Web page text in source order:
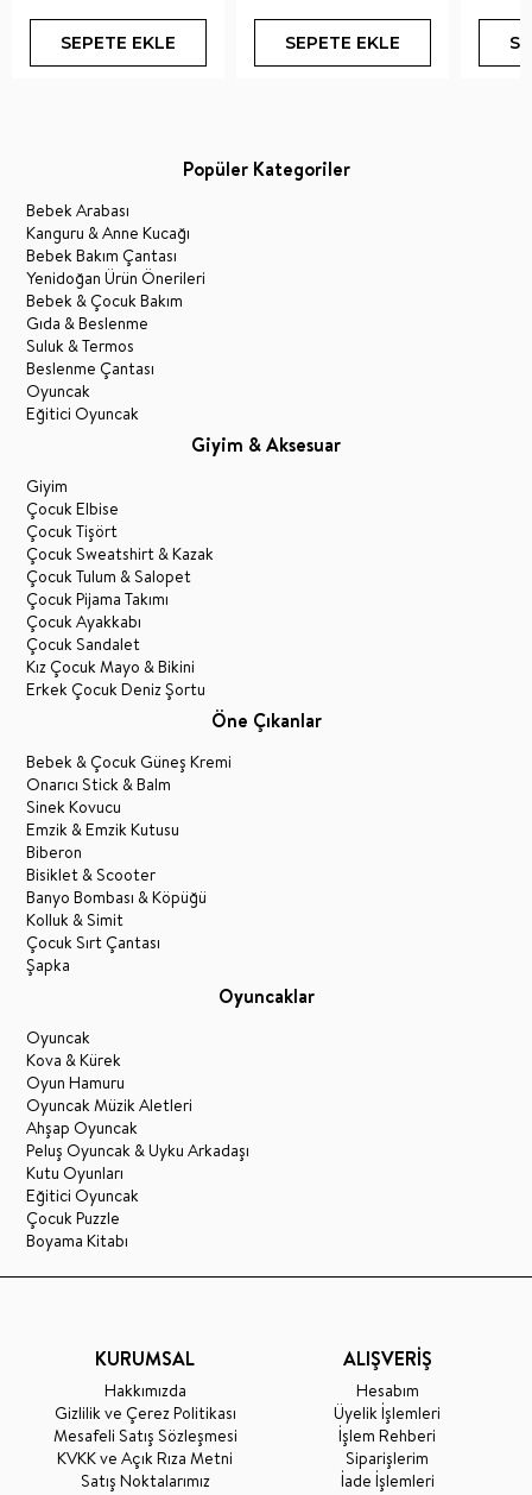
SEPETE EKLE SEPETE EKLE
Popüler Kategoriler
Bebek Arabası
Kanguru & Anne Kucağı
Bebek Bakım Çantası
Yenidoğan Ürün Önerileri
Bebek & Çocuk Bakım
Gıda & Beslenme
Suluk & Termos
Beslenme Çantası
Oyuncak
Eğitici Oyuncak
Giyim & Aksesuar
Giyim
Çocuk Elbise
Çocuk Tişört
Çocuk Sweatshirt & Kazak
Çocuk Tulum & Salopet
Çocuk Pijama Takımı
Çocuk Ayakkabı
Çocuk Sandalet
Kız Çocuk Mayo & Bikini
Erkek Çocuk Deniz Şortu
Öne Çıkanlar
Bebek & Çocuk Güneş Kremi
Onarıcı Stick & Balm
Sinek Kovucu
Emzik & Emzik Kutusu
Biberon
Bisiklet & Scooter
Banyo Bombası & Köpüğü
Kolluk & Simit
Çocuk Sırt Çantası
Şapka
Oyuncaklar
Oyuncak
Kova & Kürek
Oyun Hamuru
Oyuncak Müzik Aletleri
Ahşap Oyuncak
Peluş Oyuncak & Uyku Arkadaşı
Kutu Oyunları
Eğitici Oyuncak
Çocuk Puzzle
Boyama Kitabı
KURUMSAL
Hakkımızda
Gizlilik ve Çerez Politikası
Mesafeli Satış Sözleşmesi
KVKK ve Açık Rıza Metni
Satış Noktalarımız
ALIŞVERİŞ
Hesabım
Üyelik İşlemleri
İşlem Rehberi
Siparişlerim
İade İşlemleri